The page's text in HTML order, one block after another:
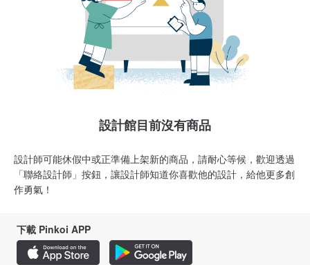
設計館目前沒有商品
設計師可能休假中或正準備上架新的商品，請耐心等候，歡迎透過
「聯絡設計師」按鈕，讓設計師知道你喜歡他的設計，給他更多創
作勇氣！
下載 Pinkoi APP